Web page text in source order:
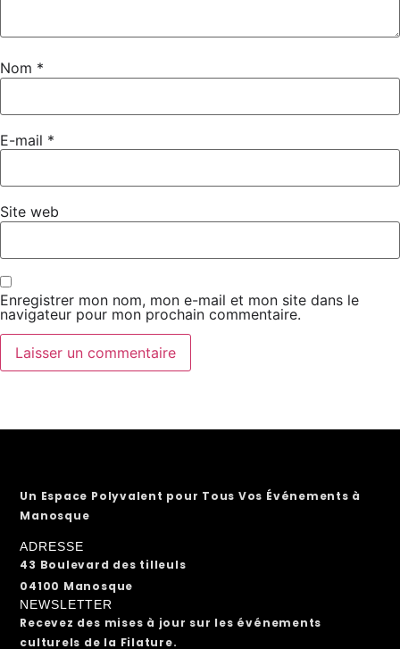
Nom *
E-mail *
Site web
Enregistrer mon nom, mon e-mail et mon site dans le
navigateur pour mon prochain commentaire.
Un Espace Polyvalent pour Tous Vos Événements à
Manosque
ADRESSE
43 Boulevard des tilleuls
04100 Manosque
NEWSLETTER
Recevez des mises à jour sur les événements
culturels de la Filature.